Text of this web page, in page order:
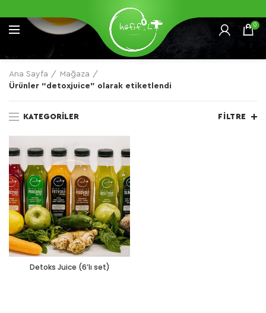
0
Ana Sayfa
Mağaza
Ürünler “detoxjuice” olarak etiketlendi
KATEGORILER FILTRE
Detoks Juice (6’lı set)